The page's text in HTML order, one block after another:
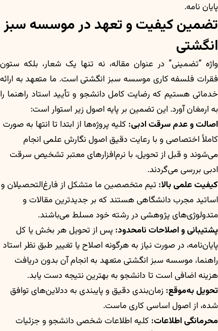
پایان نامه.
تضمین کیفیت و تعهد در موسسه سبز
انگشتی
واژه “تضمینی” در عنوان مقاله، نه تنها یک شعار، بلکه ستون
فقرات فلسفه کاری موسسه سبز انگشتی است. ما متعهد به ارائه
خدماتی هستیم که رضایت کامل دانشجو و تأیید استاد راهنما را
به ارمغان آورد. این تضمین بر پایه اصول زیر استوار است:
اصالت و عدم سرقت ادبی: کلیه پروژه‌ها از ابتدا تا انتها به صورت
کاملاً اختصاصی و با رعایت دقیق اصول نگارش علمی انجام
می‌شوند و قبل از تحویل، با نرم‌افزارهای معتبر تشخیص سرقت
ادبی بررسی می‌گردند.
کیفیت علمی بالا: تیم متخصصین ما متشکل از فارغ‌التحصیلان و
اساتید مجرب دانشگاهی هستند که بر جدیدترین مقالات و
متدولوژی‌های پژوهشی در رشته خود مسلط می‌باشند.
پشتیبانی و اصلاحات نامحدود: پس از تحویل هر بخش یا کل
پایان‌نامه، در صورت نیاز به هرگونه اصلاح یا تغییر طبق نظر استاد
راهنما، موسسه سبز انگشتی متعهد به انجام آن بدون دریافت
هزینه اضافی است تا دانشجو به بهترین نتیجه دست یابد.
تحویل به‌موقع: زمان‌بندی دقیق و پایبندی به ددلاین‌های توافق
شده، از اصول اساسی کاری ماست.
محرمانگی اطلاعات: کلیه اطلاعات شخصی دانشجو و جزئیات